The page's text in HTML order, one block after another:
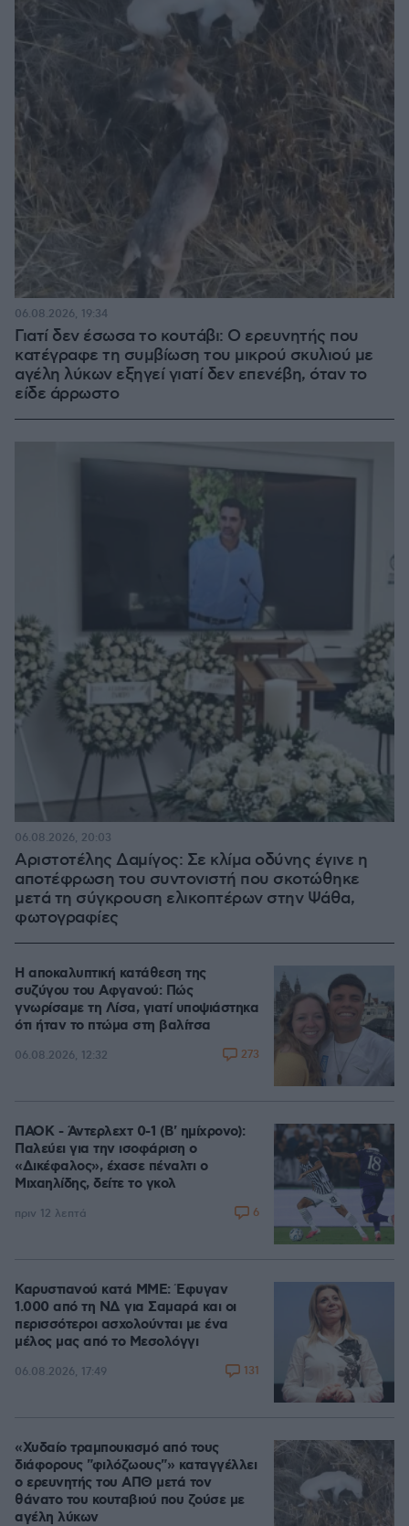
Γιατί δεν έσωσα το κουτάβι: Ο ερευνητής που
κατέγραφε τη συμβίωση του μικρού σκυλιού με
αγέλη λύκων εξηγεί γιατί δεν επενέβη, όταν το
είδε άρρωστο
06.08.2026, 19:34
Αριστοτέλης Δαμίγος: Σε κλίμα οδύνης έγινε η
αποτέφρωση του συντονιστή που σκοτώθηκε
μετά τη σύγκρουση ελικοπτέρων στην Ψάθα,
φωτογραφίες
06.08.2026, 20:03
Η αποκαλυπτική κατάθεση της
συζύγου του Αφγανού: Πώς
γνωρίσαμε τη Λίσα, γιατί υποψιάστηκα
ότι ήταν το πτώμα στη βαλίτσα
06.08.2026, 12:32 273
ΠΑΟΚ - Άντερλεχτ 0-1 (Β' ημίχρονο):
Παλεύει για την ισοφάριση ο
«Δικέφαλος», έχασε πέναλτι ο
Μιχαηλίδης, δείτε το γκολ
πριν 12 λεπτά 6
Καρυστιανού κατά ΜΜΕ: Έφυγαν
1.000 από τη ΝΔ για Σαμαρά και οι
περισσότεροι ασχολούνται με ένα
μέλος μας από το Μεσολόγγι
06.08.2026, 17:49 131
«Χυδαίο τραμπουκισμό από τους
διάφορους "φιλόζωους"» καταγγέλλει
ο ερευνητής του ΑΠΘ μετά τον
θάνατο του κουταβιού που ζούσε με
αγέλη λύκων